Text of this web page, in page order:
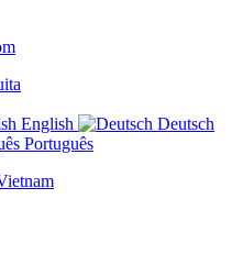
English
Deutsch
Português